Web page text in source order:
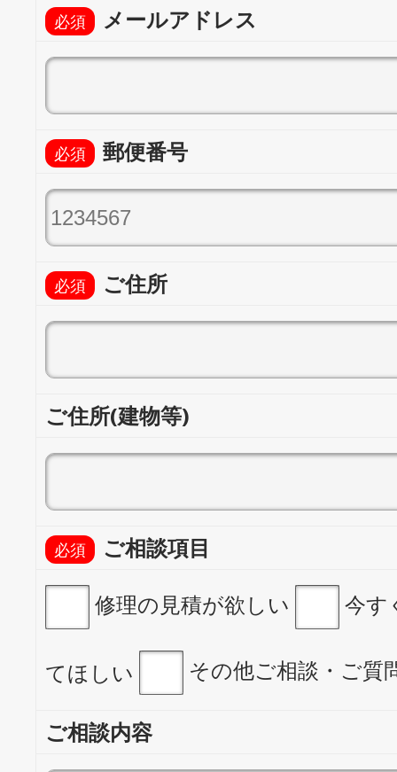
メールアドレス
郵便番号
ご住所
ご住所(建物等)
ご相談項目
修理の見積が欲しい
今す
てほしい その他ご相談・ご質
ご相談内容